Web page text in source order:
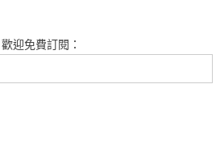
迎免費訂閱：